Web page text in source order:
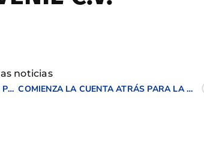
noticias
JOSE MANUEL CARRILES GANA LA VII PRUEBA DEL CIRCUITO DE PROFESIONALES
COMIENZA LA CUENTA ATRÁS PARA LA CELEBRACIÓN DEL CASTELLÓ MASTERS